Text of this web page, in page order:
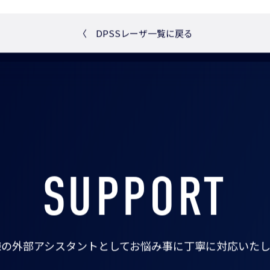
〈 DPSSレーザ一覧に戻る
SUPPORT
外部アシスタントとしてお悩み事に丁寧に対応いた